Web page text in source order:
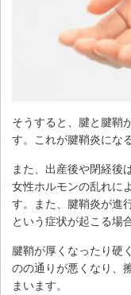
そうすると、腱と腱鞘
す。これが腱鞘炎にな
また、出産後や閉経後
女性ホルモンの乱れに
す。また、腱鞘炎が進
という症状が起こる場
腱鞘が厚くなったり硬
のの通りが悪くなり、
まいます。